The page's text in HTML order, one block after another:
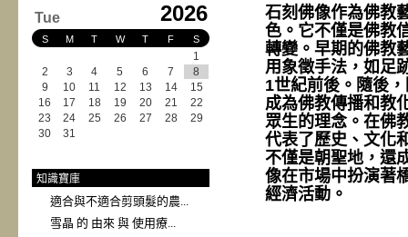
Tue 2026
S M T W T F S
1
2
3 4 5 6 7
8
9
10 11 12 13 14
15
16
17 18 19 20 21
22
23
24 25 26 27 28
29
30
31
知識寶庫
適合與不適合剪頭髮的農...
雪晶 的 由來 與 使用療...
石刻佛像作為佛教
色。它不僅是佛教
轉變。早期的佛教
用象徵手法，如足
1世紀前後。隨後
成為佛教傳播和教
眾生的理念。在佛
代表了歷史、文化
不僅是朝聖地，還
像在市場中扮演著
經濟活動。